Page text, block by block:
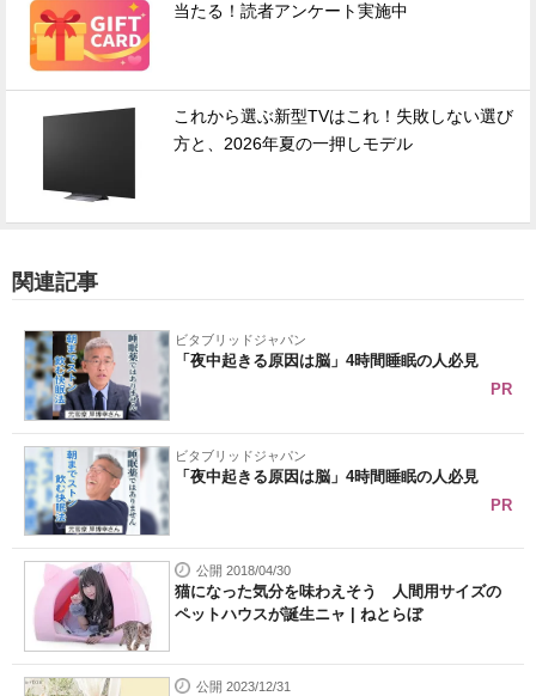
当たる！読者アンケート実施中
これから選ぶ新型TVはこれ！失敗しない選び
方と、2026年夏の一押しモデル
関連記事
ビタブリッドジャパン
「夜中起きる原因は脳」4時間睡眠の人必見
PR
ビタブリッドジャパン
「夜中起きる原因は脳」4時間睡眠の人必見
PR
公開 2018/04/30
猫になった気分を味わえそう 人間用サイズの
ペットハウスが誕生ニャ | ねとらぼ
公開 2023/12/31